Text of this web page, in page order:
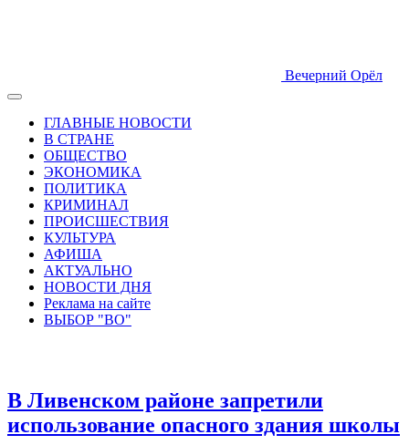
Вечерний Орёл
ГЛАВНЫЕ НОВОСТИ
В СТРАНЕ
ОБЩЕСТВО
ЭКОНОМИКА
ПОЛИТИКА
КРИМИНАЛ
ПРОИСШЕСТВИЯ
КУЛЬТУРА
АФИША
АКТУАЛЬНО
НОВОСТИ ДНЯ
Реклама на сайте
ВЫБОР "ВО"
В Ливенском районе запретили
использование опасного здания школы